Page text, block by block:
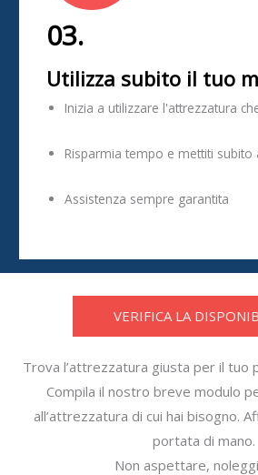
03.
Utilizza subito il tuo
Inizia a utilizzare l'attrezzatura
Risparmia tempo e mettiti subito
Assistenza sempre garantita
VERIFICA LA
Trova l’attrezzatura giusta per il tuo
Compila il nostro breve modulo
all’attrezzatura di cui hai bisogno.
portata di mano.
Non aspettare,